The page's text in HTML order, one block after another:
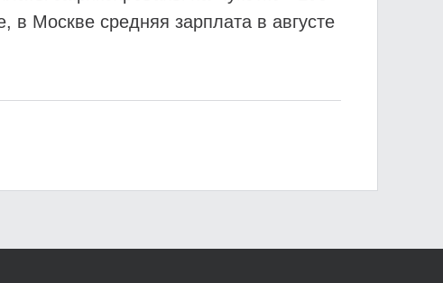
Москве средняя зарплата в августе